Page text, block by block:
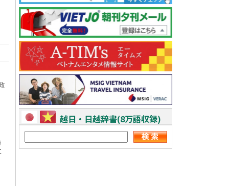
越日・日越辞書(8万語収録)